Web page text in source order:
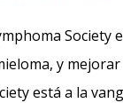
Society
y
está a la